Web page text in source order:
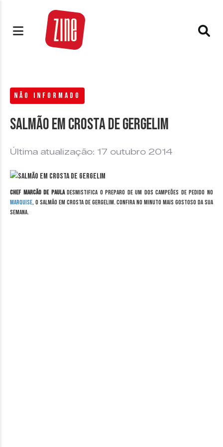
NÃO INFORMADO
Salmão em crosta de gergelim
Última atualização: 17 outubro 2014
Chef Marcão de Pauladesmistifica o preparo de um dos campeões de pedido no
Marquise, o salmão em crosta de gergelim. Confira no minuto mais gostoso da sua
semana.